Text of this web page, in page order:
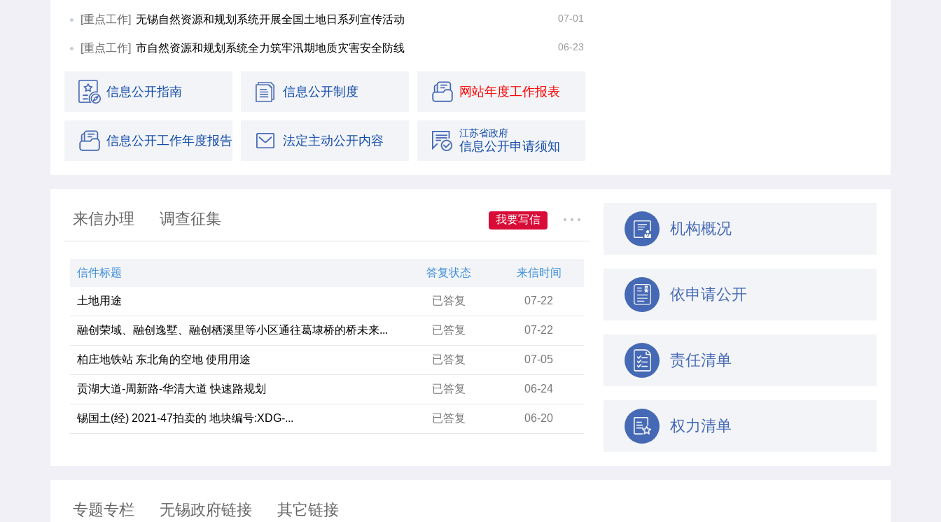
[重点工作] 无锡自然资源和规划系统开展全国土地日系列宣传活动 07-01
[重点工作] 市自然资源和规划系统全力筑牢汛期地质灾害安全防线 06-23
信息公开指南 信息公开制度 网站年度工作报表
信息公开工作年度报告 法定主动公开内容
江苏省政府
信息公开申请须知
来信办理 调查征集 我要写信
信件标题 答复状态 来信时间
土地用途 已答复 07-22
融创荣域、融创逸墅、融创栖溪里等小区通往葛埭桥的桥未来... 已答复 07-22
柏庄地铁站 东北角的空地 使用用途 已答复 07-05
贡湖大道-周新路-华清大道 快速路规划 已答复 06-24
锡国土(经) 2021-47拍卖的 地块编号:XDG-... 已答复 06-20
机构概况
依申请公开
责任清单
权力清单
专题专栏 无锡政府链接 其它链接